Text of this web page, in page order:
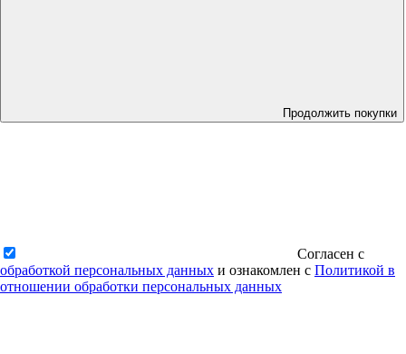
Продолжить покупки
Согласен с
обработкой персональных данных и ознакомлен с Политикой в
отношении обработки персональных данных